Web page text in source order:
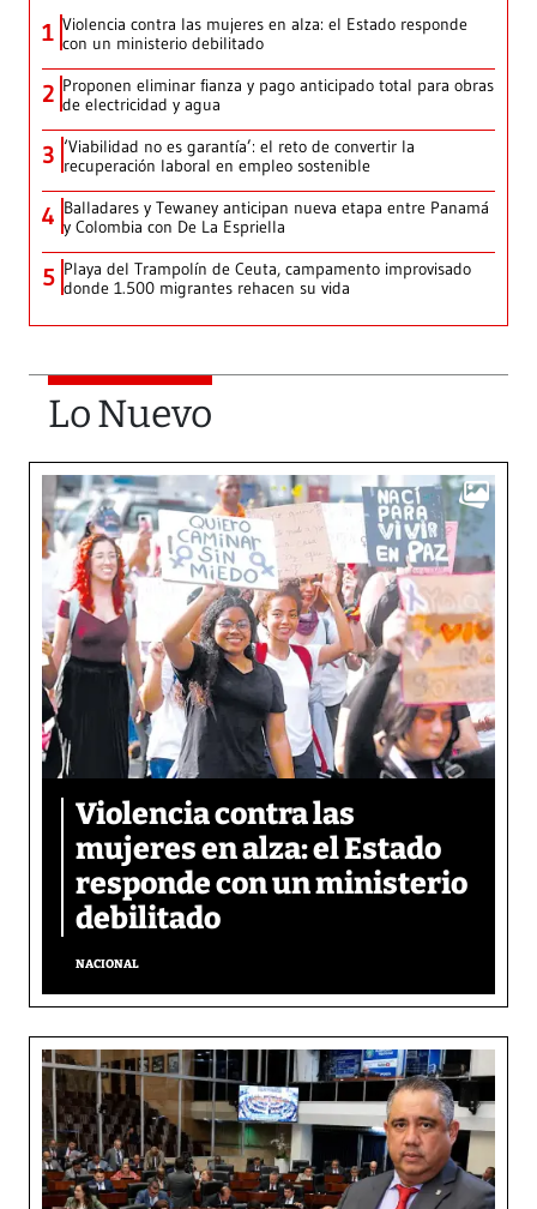
1 Violencia contra las mujeres en alza: el Estado responde
con un ministerio debilitado
2 Proponen eliminar fianza y pago anticipado total para obras
de electricidad y agua
3 ‘Viabilidad no es garantía’: el reto de convertir la
recuperación laboral en empleo sostenible
4 Balladares y Tewaney anticipan nueva etapa entre Panamá
y Colombia con De La Espriella
5 Playa del Trampolín de Ceuta, campamento improvisado
donde 1.500 migrantes rehacen su vida
Lo Nuevo
Violencia contra las
mujeres en alza: el Estado
responde con un ministerio
debilitado
NACIONAL